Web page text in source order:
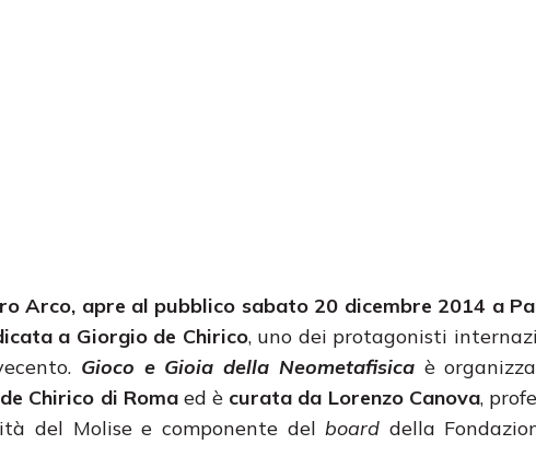
Arco, apre al pubblico sabato 20 dicembre 2014 a
a Giorgio de Chirico, uno dei protagonisti
Gioco e Gioia della Neometafisica è
Chirico di Romaed è curata da Lorenzo Canova,
del Molise e componente delboard della